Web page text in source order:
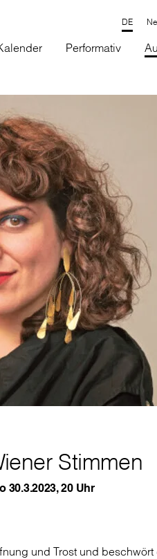
Performativ
Stimmen
30.3.2023, 20 Uhr
und Trost und